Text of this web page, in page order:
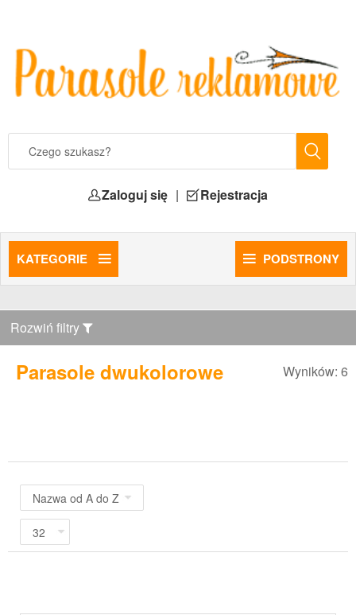
Zaloguj się | Rejestracja
KATEGORIE PODSTRONY
Rozwiń filtry
Parasole dwukolorowe Wyników: 6